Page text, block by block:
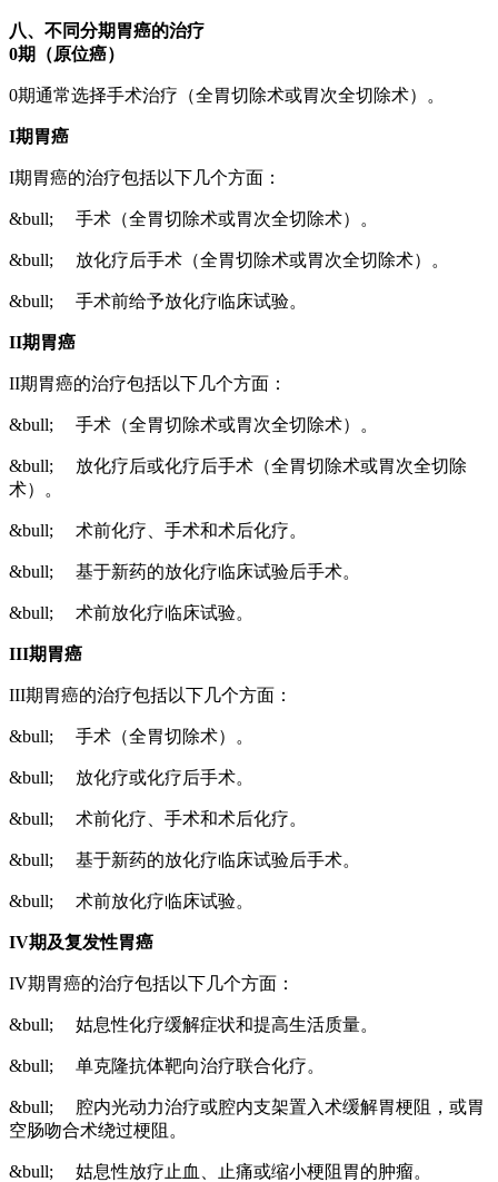
八、不同分期胃癌的治疗
0期（原位癌）
0期通常选择手术治疗（全胃切除术或胃次全切除术）。
I期胃癌
I期胃癌的治疗包括以下几个方面：
&bull; 手术（全胃切除术或胃次全切除术）。
&bull; 放化疗后手术（全胃切除术或胃次全切除术）。
&bull; 手术前给予放化疗临床试验。
II期胃癌
II期胃癌的治疗包括以下几个方面：
&bull; 手术（全胃切除术或胃次全切除术）。
&bull; 放化疗后或化疗后手术（全胃切除术或胃次全切除
术）。
&bull; 术前化疗、手术和术后化疗。
&bull; 基于新药的放化疗临床试验后手术。
&bull; 术前放化疗临床试验。
III期胃癌
III期胃癌的治疗包括以下几个方面：
&bull; 手术（全胃切除术）。
&bull; 放化疗或化疗后手术。
&bull; 术前化疗、手术和术后化疗。
&bull; 基于新药的放化疗临床试验后手术。
&bull; 术前放化疗临床试验。
IV期及复发性胃癌
IV期胃癌的治疗包括以下几个方面：
&bull; 姑息性化疗缓解症状和提高生活质量。
&bull; 单克隆抗体靶向治疗联合化疗。
&bull; 腔内光动力治疗或腔内支架置入术缓解胃梗阻，或胃
空肠吻合术绕过梗阻。
&bull; 姑息性放疗止血、止痛或缩小梗阻胃的肿瘤。